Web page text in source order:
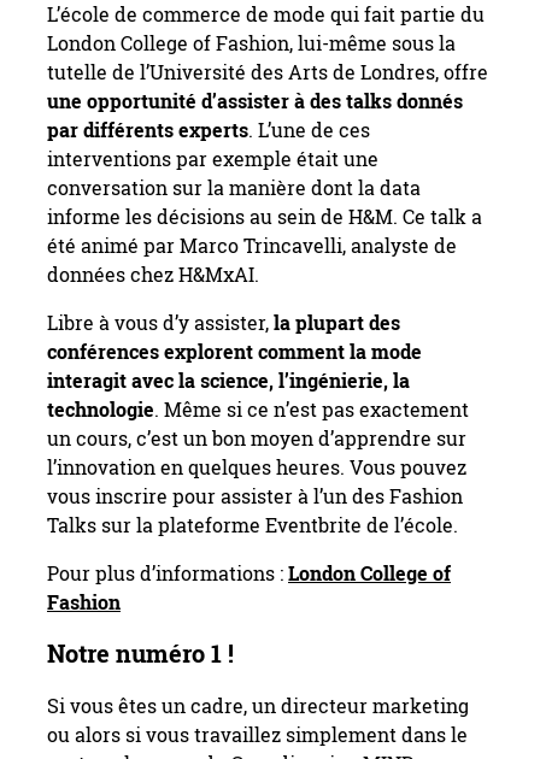
L’école de commerce de mode qui fait partie du
London College of Fashion, lui-même sous la
tutelle de l’Université des Arts de Londres, offre
une opportunité d’assister à des talks donnés
par différents experts. L’une de ces
interventions par exemple était une
conversation sur la manière dont la data
informe les décisions au sein de H&M. Ce talk a
été animé par Marco Trincavelli, analyste de
données chez H&MxAI.
Libre à vous d’y assister,la plupart des
conférences explorent comment la mode
interagit avec la science, l’ingénierie, la
technologie. Même si ce n’est pas exactement
un cours, c’est un bon moyen d’apprendre sur
l’innovation en quelques heures. Vous pouvez
vous inscrire pour assister à l’un des Fashion
Talks sur la plateforme Eventbrite de l’école.
Pour plus d’informations :London College of
Fashion
Notre numéro 1 !
Si vous êtes un cadre, un directeur marketing
ou alors si vous travaillez simplement dans le